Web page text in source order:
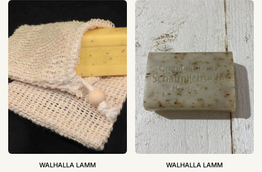
Seifensäckchen
(ohne
Seife)
|
Walhalla
Lamm
WALHALLA LAMM
Schafmilchseifen
|
Walhalla
Lamm
WALHALLA LAMM